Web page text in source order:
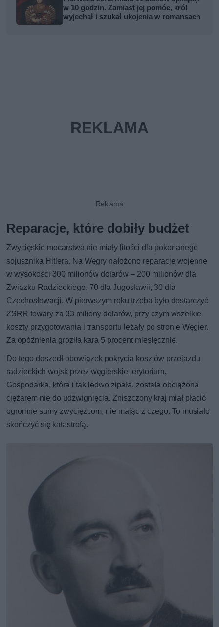
w 10 godzin. Zamiast jej pomóc, król
wyjechał i szukał ukojenia w romansach
Reparacje, które dobiły budżet
Zwycięskie mocarstwa nie miały litości dla pokonanego
sojusznika Hitlera. Na Węgry nałożono reparacje wojenne
w wysokości 300 milionów dolarów – 200 milionów dla
Związku Radzieckiego, 70 dla Jugosławii, 30 dla
Czechosłowacji. W pierwszym roku trzeba było dostarczyć
ZSRR towary za 33 miliony dolarów, przy czym wszelkie
koszty przygotowania i transportu leżały po stronie Węgier.
Za opóźnienia groziła kara 5 procent miesięcznie.
Do tego doszedł obowiązek pokrycia kosztów przejazdu
radzieckich wojsk przez węgierskie terytorium.
Gospodarka, która i tak ledwo zipała, została obciążona
ciężarem nie do udźwignięcia. Zniszczony kraj miał płacić
ogromne sumy zwycięzcom, nie mając z czego. To musiało
skończyć się katastrofą.